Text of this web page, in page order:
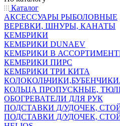
Каталог
АКСЕССУАРЫ РЫБОЛОВНЫЕ
ВЕРЕВКИ, ШНУРЫ, КАНАТЫ
КЕМБРИКИ
КЕМБРИКИ DUNAEV
КЕМБРИКИ В
КЕМБРИКИ ПИРС
КЕМБРИКИ ТРИ КИТА
КОЛОКОЛЬЧИКИ,БУБЕНЧИКИ.
КОЛЬЦА ПРОПУСКНЫЕ,
ОБОГРЕВАТЕЛИ ДЛЯ РУК
ПОДСТАВКИ Д/УДОЧЕК,
ПОДСТАВКИ Д/УДОЧЕК,